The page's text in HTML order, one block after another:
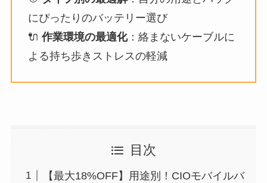
にぴったりのバッテリー選び
🔌 作業環境の最適化：絡まないケーブルに
よる持ち歩きストレスの軽減
目次
【最大18%OFF】用途別！CIOモバイルバ